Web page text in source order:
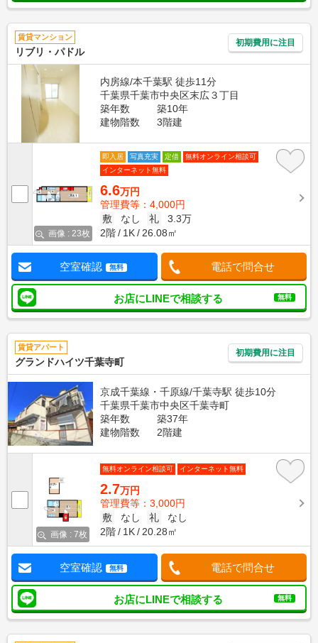
賃貸マンション
リブリ・パドル
初期費用に注目
内房線/本千葉駅 徒歩11分
千葉県千葉市中央区末広３丁目
築年数
築10年
建物階数
3階建
画像 : 23枚
即入居 写真充実 定借
無料オンライン相談可
インターネット無料
6.6万円
管理費等：4,000円
敷
なし 礼
3.3万
2階
1K 26.08㎡
空室確認 無料 電話で問合せ
お店にLINEで相談する 無料
賃貸アパート
グランドハイツ千葉寺町
初期費用に注目
京成千葉線・千原線/千葉寺駅 徒歩10分
千葉県千葉市中央区千葉寺町
築年数
築37年
建物階数
2階建
画像 : 7枚
無料オンライン相談可 インターネット無料
2.7万円
管理費等：3,000円
敷
なし 礼
なし
2階
1K 20.28㎡
空室確認 無料 電話で問合せ
お店にLINEで相談する 無料